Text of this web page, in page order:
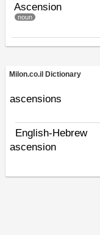
Ascension
noun
Milon.co.il Dictionary
ascensions
English-Hebrew
ascension